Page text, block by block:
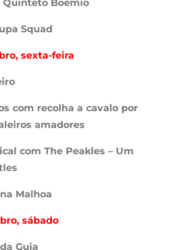
Quinteto Boémio
Squad
sexta-feira
com recolha a cavalo por
amadores
com The Peakles – Um
Malhoa
sábado
Guia